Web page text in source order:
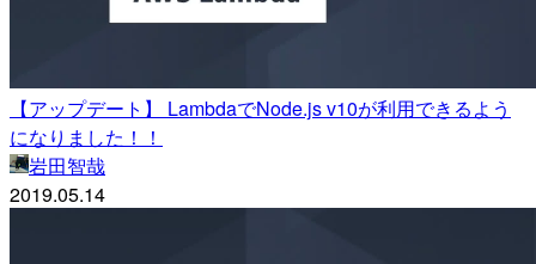
【アップデート】 LambdaでNode.js v10が利用できるよう
になりました！！
岩田智哉
2019.05.14